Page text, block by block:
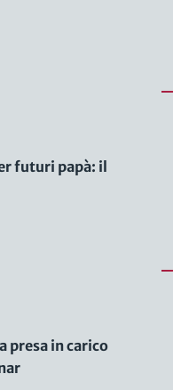
futuri papà: il
presa in carico